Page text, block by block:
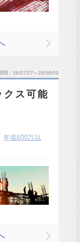
間 26/07/27～26/08/09
クス可能
年収600万以